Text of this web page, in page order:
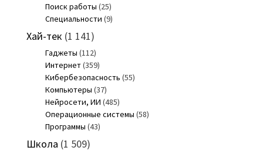
Поиск работы (25)
Специальности (9)
Хай-тек (1 141)
Гаджеты (112)
Интернет(359)
Кибербезопасность (55)
Компьютеры (37)
Нейросети, ИИ (485)
Операционные системы (58)
Программы (43)
Школа (1 509)